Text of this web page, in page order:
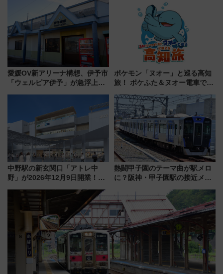
大相撲巡業など 豪華イベントと
アクセス
愛媛OV新アリーナ構想、伊予市
「ウェルピア伊予」が急浮上！
ポケモン「ヌオー」と巡る高知
旅！ ポケふた＆ヌオー電車で楽
路の絶景と絶品グルメを満喫！
（7月18日スタート）
中野駅の新玄関口「アトレ中
野」が2026年12月9日開業！新
注目スポット
熱闘甲子園のテーマ曲が駅メロ
に？阪神・甲子園駅の接近メロ
谷実アレンジの特別仕様へ、8月
5日始発から